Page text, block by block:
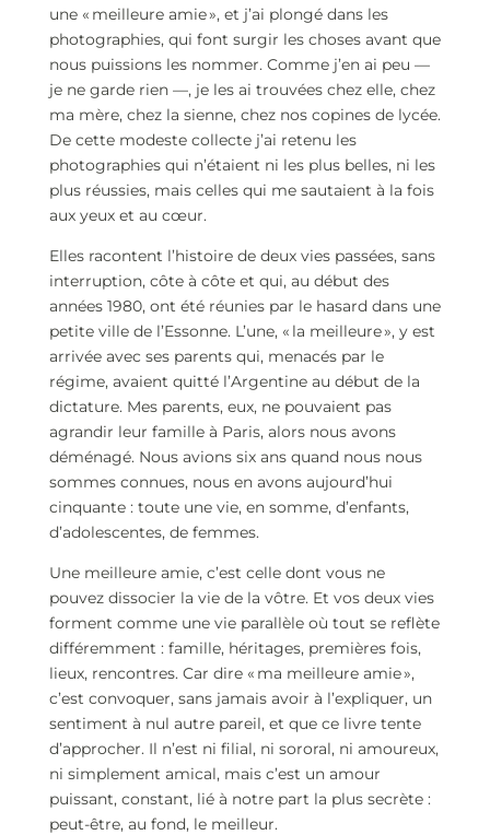
une « meilleure amie », et j’ai plongé dans les
photographies, qui font surgir les choses avant que
nous puissions les nommer. Comme j’en ai peu —
je ne garde rien —, je les ai trouvées chez elle, chez
ma mère, chez la sienne, chez nos copines de lycée.
De cette modeste collecte j’ai retenu les
photographies qui n’étaient ni les plus belles, ni les
plus réussies, mais celles qui me sautaient à la fois
aux yeux et au cœur.
Elles racontent l’histoire de deux vies passées, sans
interruption, côte à côte et qui, au début des
années 1980, ont été réunies par le hasard dans une
petite ville de l’Essonne. L’une, « la meilleure », y est
arrivée avec ses parents qui, menacés par le
régime, avaient quitté l’Argentine au début de la
dictature. Mes parents, eux, ne pouvaient pas
agrandir leur famille à Paris, alors nous avons
déménagé. Nous avions six ans quand nous nous
sommes connues, nous en avons aujourd’hui
cinquante : toute une vie, en somme, d’enfants,
d’adolescentes, de femmes.
Une meilleure amie, c’est celle dont vous ne
pouvez dissocier la vie de la vôtre. Et vos deux vies
forment comme une vie parallèle où tout se reflète
différemment : famille, héritages, premières fois,
lieux, rencontres. Car dire « ma meilleure amie »,
c’est convoquer, sans jamais avoir à l’expliquer, un
sentiment à nul autre pareil, et que ce livre tente
d’approcher. Il n’est ni filial, ni sororal, ni amoureux,
ni simplement amical, mais c’est un amour
puissant, constant, lié à notre part la plus secrète :
peut-être, au fond, le meilleur.